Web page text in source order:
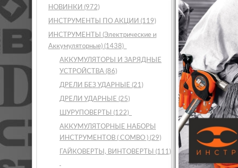
НОВИНКИ (972)
ИНСТРУМЕНТЫ ПО АКЦИИ (119)
ИНСТРУМЕНТЫ (Электрические и
Аккумуляторные) (1438)
АККУМУЛЯТОРЫ И ЗАРЯДНЫЕ
УСТРОЙСТВА (86)
ДРЕЛИ БЕЗ УДАРНЫЕ (21)
ДРЕЛИ УДАРНЫЕ (25)
ШУРУПОВЕРТЫ (122)
АККУМУЛЯТОРНЫЕ НАБОРЫ
ИНСТРУМЕНТОВ ( COMBO ) (29)
ГАЙКОВЕРТЫ, ВИНТОВЕРТЫ (111)